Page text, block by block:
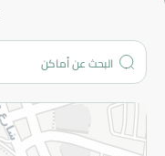
من نحن؟
المزيد
الاسترجاع
سياسة الخصوصية